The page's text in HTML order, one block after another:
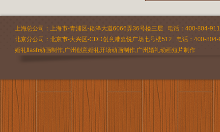
2026/02/09
上海总公司：上海市-青浦区-崧泽大道6066弄36号楼三层 电话：400-804-
北京分公司：北京市-大兴区-CDD创意港嘉悦广场七号楼512 电话：400-
婚礼flash动画制作,广州创意婚礼开场动画制作,广州婚礼动画短片制作